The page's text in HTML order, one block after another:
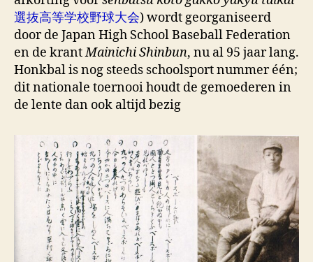
選抜高等学校野球大会) wordt georganiseerd
door de Japan High School Baseball Federation
en de krantMainichi Shinbun, nu al 95 jaar lang.
Honkbal is nog steeds schoolsport nummer één;
dit nationale toernooi houdt de gemoederen in
de lente dan ook altijd bezig